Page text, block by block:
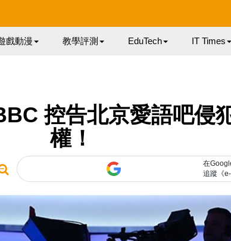
戲動漫 教學評測 EduTech IT Times
控告北京愛語吧侵
權！
在
追蹤《e-